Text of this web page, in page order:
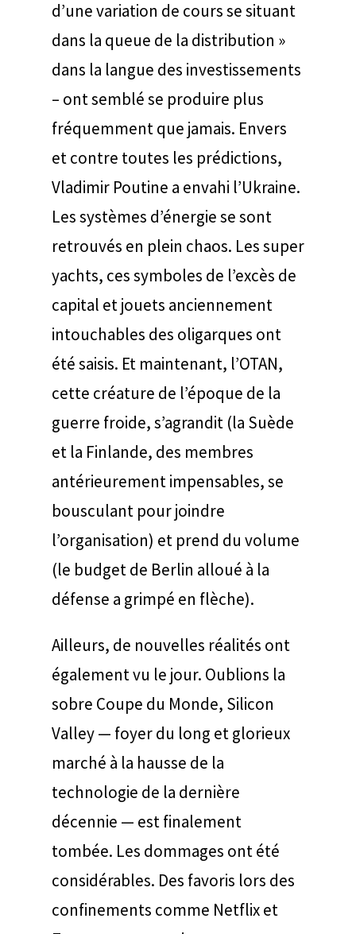
d’une variation de cours se situant
dans la queue de la distribution »
dans la langue des investissements
– ont semblé se produire plus
fréquemment que jamais. Envers
et contre toutes les prédictions,
Vladimir Poutine a envahi l’Ukraine.
Les systèmes d’énergie se sont
retrouvés en plein chaos. Les super
yachts, ces symboles de l’excès de
capital et jouets anciennement
intouchables des oligarques ont
été saisis. Et maintenant, l’OTAN,
cette créature de l’époque de la
guerre froide, s’agrandit (la Suède
et la Finlande, des membres
antérieurement impensables, se
bousculant pour joindre
l’organisation) et prend du volume
(le budget de Berlin alloué à la
défense a grimpé en flèche).
Ailleurs, de nouvelles réalités ont
également vu le jour. Oublions la
sobre Coupe du Monde, Silicon
Valley — foyer du long et glorieux
marché à la hausse de la
technologie de la dernière
décennie — est finalement
tombée. Les dommages ont été
considérables. Des favoris lors des
confinements comme Netflix et